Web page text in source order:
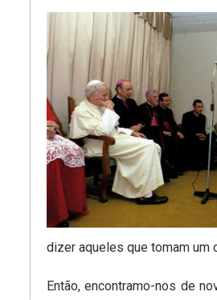
dizer aqueles que tomam um
Então, encontramo-nos de